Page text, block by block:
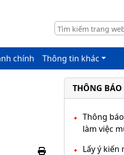
chính Thông tin khác
THÔNG BÁO
Thông
làm việc
Lấy ý kiến